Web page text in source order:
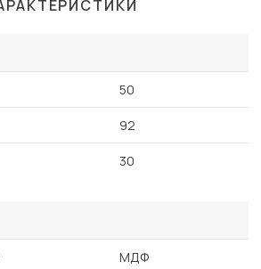
50
92
30
МДФ